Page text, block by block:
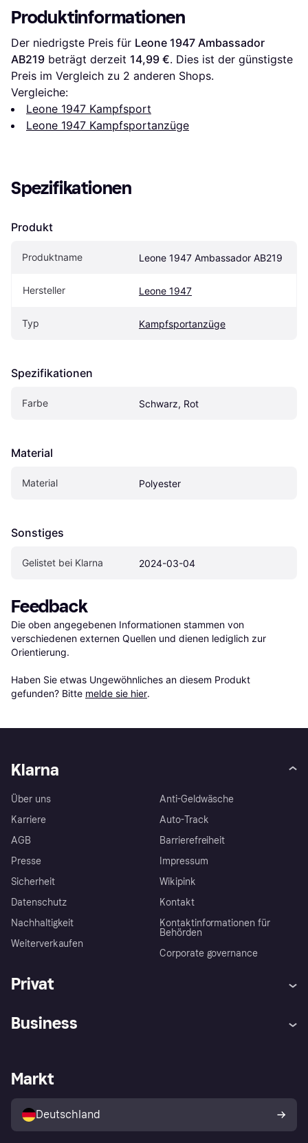
Produktinformationen
Der niedrigste Preis für Leone 1947 Ambassador
AB219 beträgt derzeit 14,99 €. Dies ist der günstigste
Preis im Vergleich zu 2 anderen Shops.
Vergleiche:
Leone 1947 Kampfsport
Leone 1947 Kampfsportanzüge
Spezifikationen
Produkt
Produktname Leone 1947 Ambassador AB219
Hersteller Leone 1947
Typ Kampfsportanzüge
Spezifikationen
Farbe Schwarz, Rot
Material
Material Polyester
Sonstiges
Gelistet bei Klarna 2024-03-04
Feedback
Die oben angegebenen Informationen stammen von
verschiedenen externen Quellen und dienen lediglich zur
Orientierung.
Haben Sie etwas Ungewöhnliches an diesem Produkt
gefunden? Bitte melde sie hier.
Klarna
Über uns
Karriere
AGB
Presse
Sicherheit
Datenschutz
Nachhaltigkeit
Weiterverkaufen
Anti-Geldwäsche
Auto-Track
Barrierefreiheit
Impressum
Wikipink
Kontakt
Kontaktinformationen für
Behörden
Corporate governance
Privat
Klarna App
Shops entdecken
Käuferschutzrichtlinie
Dein Widerrufsrecht
Business
Händlerportal
Markt
Deutschland